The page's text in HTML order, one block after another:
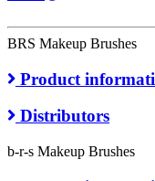
BRS Makeup Brushes
Product
Distributors
b-r-s Makeup Brushes